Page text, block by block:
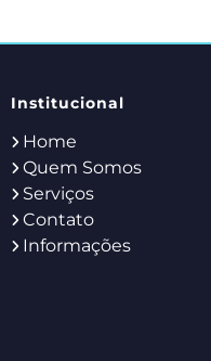
Institucional
Home
Quem Somos
Serviços
Contato
Informações